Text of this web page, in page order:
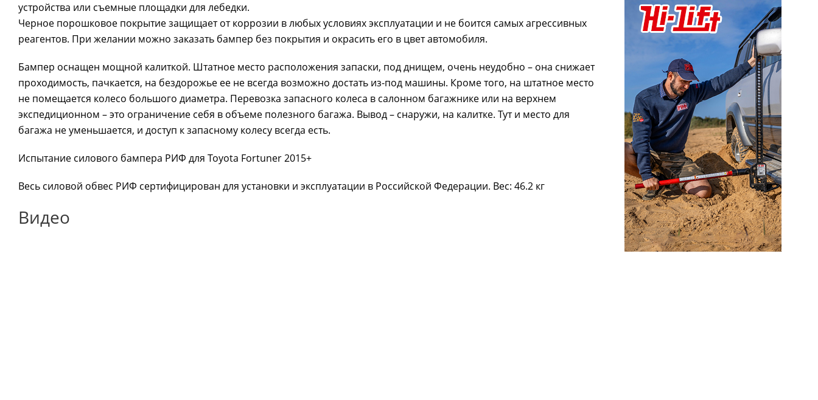
устройства или съемные площадки для лебедки.
Черное порошковое покрытие защищает от коррозии в любых условиях эксплуатации и не боится самых агрессивных
реагентов. При желании можно заказать бампер без покрытия и окрасить его в цвет автомобиля.
Бампер оснащен мощной калиткой. Штатное место расположения запаски, под днищем, очень неудобно – она снижает
проходимость, пачкается, на бездорожье ее не всегда возможно достать из-под машины. Кроме того, на штатное место
не помещается колесо большого диаметра. Перевозка запасного колеса в салонном багажнике или на верхнем
экспедиционном – это ограничение себя в объеме полезного багажа. Вывод – снаружи, на калитке. Тут и место для
багажа не уменьшается, и доступ к запасному колесу всегда есть.
Испытание силового бампера РИФ для Toyota Fortuner 2015+
Весь силовой обвес РИФ сертифицирован для установки и эксплуатации в Российской Федерации. Вес: 46.2 кг
Видео